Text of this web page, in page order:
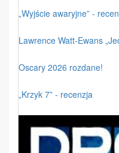
„Wyjście awaryjne” -
Lawrence Watt-Ewans
Oscary 2026 rozdane!
„Krzyk 7” - recenzja